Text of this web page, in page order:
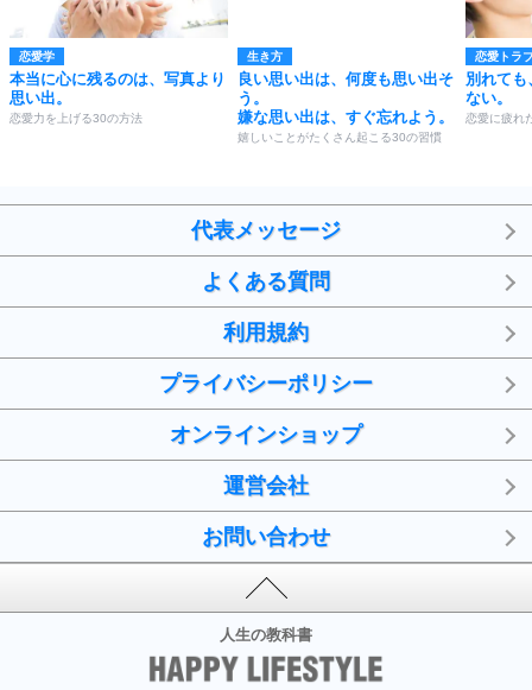
恋愛学
本当に心に残るのは、写真より
思い出。
恋愛力を上げる30の方法
生き方
良い思い出は、何度も思い出そ
う。
嫌な思い出は、すぐ忘れよう。
嬉しいことがたくさん起こる30の習慣
恋愛トラ
別れて
ない。
恋愛に疲れ
代表メッセージ
よくある質問
利用規約
プライバシーポリシー
オンラインショップ
運営会社
お問い合わせ
人生の教科書